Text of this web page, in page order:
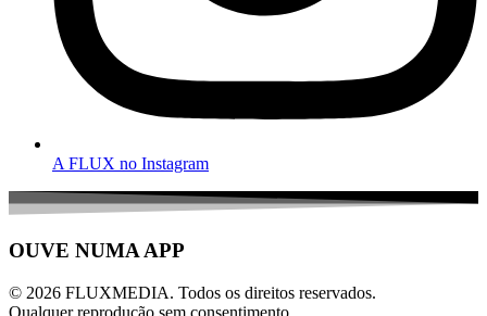
A FLUX no Instagram
OUVE NUMA APP
© 2026 FLUXMEDIA. Todos os direitos reservados.
Qualquer reprodução sem consentimento